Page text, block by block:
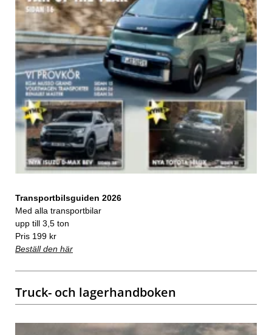
Transportbilsguiden 2026
Med alla transportbilar
upp till 3,5 ton
Pris 199 kr
Beställ den här
Truck- och lagerhandboken